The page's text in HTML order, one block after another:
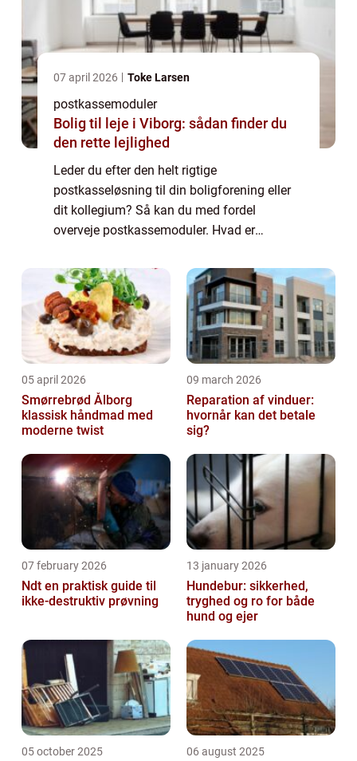
07 april 2026 Toke Larsen
postkassemoduler
Bolig til leje i Viborg: sådan finder du
den rette lejlighed
Leder du efter den helt rigtige
postkasseløsning til din boligforening eller
dit kollegium? Så kan du med fordel
overveje postkassemoduler. Hvad er
som betegnelsen måske antyder, moduler
som er sammensat af et a...
05 april 2026
Smørrebrød Ålborg
klassisk håndmad med
moderne twist
09 march 2026
Reparation af vinduer:
hvornår kan det betale
sig?
07 february 2026
Ndt en praktisk guide til
ikke-destruktiv prøvning
13 january 2026
Hundebur: sikkerhed,
tryghed og ro for både
hund og ejer
05 october 2025 06 august 2025